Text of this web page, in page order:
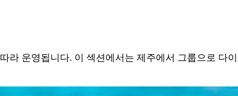
라 운영됩니다. 이 섹션에서는 제주에서 그룹으로 다